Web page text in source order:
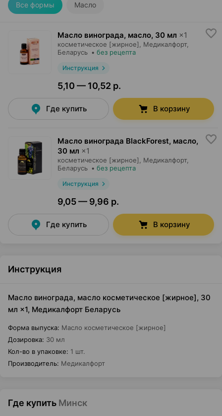
Все формы Масло
Масло винограда, масло, 30 мл ×1
косметическое [жирное], Медикалфорт,
Беларусь • без рецепта
Инструкция
5,10 — 10,52 р.
Где купить В корзину
Масло винограда BlackForest, масло,
30 мл ×1
косметическое [жирное], Медикалфорт,
Беларусь • без рецепта
Инструкция
9,05 — 9,96 р.
Где купить В корзину
Инструкция
Масло винограда, масло косметическое [жирное], 30
мл ×1, Медикалфорт Беларусь
Форма выпуска: Масло косметическое [жирное]
Дозировка: 30 мл
Кол-во в упаковке: 1 шт.
Производитель: Медикалфорт
Где купить Минск